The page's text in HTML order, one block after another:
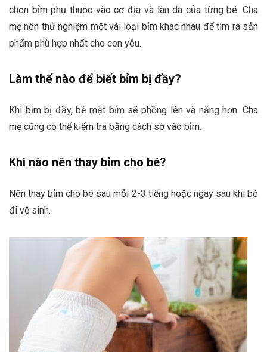
chọn bỉm phụ thuộc vào cơ địa và làn da của từng bé. Cha
mẹ nên thử nghiệm một vài loại bỉm khác nhau để tìm ra sản
phẩm phù hợp nhất cho con yêu.
Làm thế nào để biết bỉm bị đầy?
Khi bỉm bị đầy, bề mặt bỉm sẽ phồng lên và nặng hơn. Cha
mẹ cũng có thể kiểm tra bằng cách sờ vào bỉm.
Khi nào nên thay bỉm cho bé?
Nên thay bỉm cho bé sau mỗi 2-3 tiếng hoặc ngay sau khi bé
đi vệ sinh.